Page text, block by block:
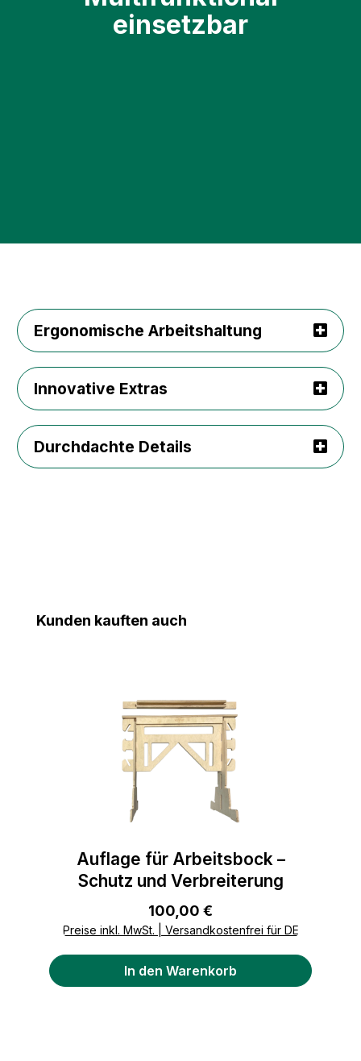
einsetzbar
Ergonomische Arbeitshaltung
Innovative Extras
Durchdachte Details
Produktgalerie überspringen
Kunden kauften auch
Auflage für Arbeitsbock –
Schutz und Verbreiterung
Regulärer Preis:
100,00 €
Preise inkl. MwSt. | Versandkostenfrei für DE
In den Warenkorb